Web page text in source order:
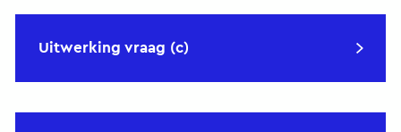
Uitwerking vraag (c)